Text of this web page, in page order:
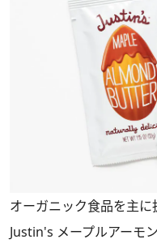
オーガニック食品を主に
Justin's メープルアーモ